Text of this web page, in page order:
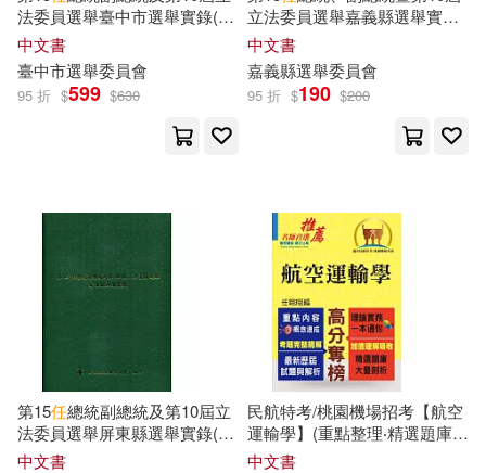
吳靜雯(25) 孫龍華(25)
戴國良(25) 根華編輯部(25)
西村滿(25)
韓良露(25) Akahige(24)
Donnosuke(24)
任初軒（編）(24)
吉林美術出版社(178)
中國石化出版社(177)
志光保成(174)
上海科學技術文獻出版社(173)
法委員選舉臺中市選舉實錄(附
光碟)
中文書
臺中市選舉委員會
95 折 $599 $630
立法委員選舉嘉義縣選舉實錄
(光碟)
中文書
嘉義縣選舉委員會
95 折 $190 $200
第15任總統副總統及第10屆立
法委員選舉屏東縣選舉實錄(精
裝)[附光碟]
中文書
民航特考/桃園機場招考【航空
運輸學】(重點整理‧精選題庫‧
最新試題‧精解說明)(初版)
中文書